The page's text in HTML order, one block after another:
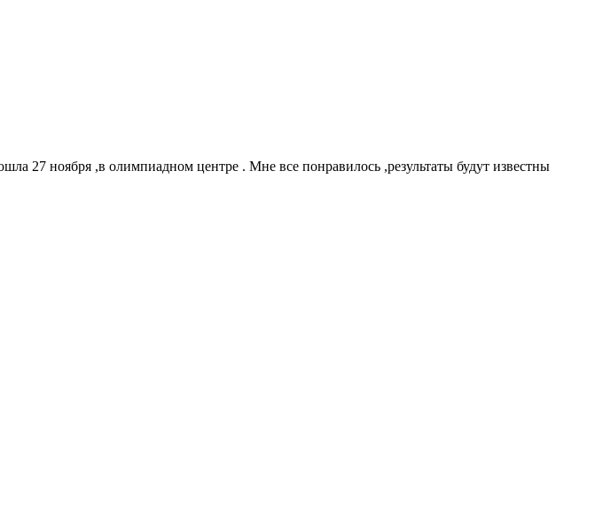
27 ноября ,в олимпиадном центре . Мне все понравилось ,результаты будут известны